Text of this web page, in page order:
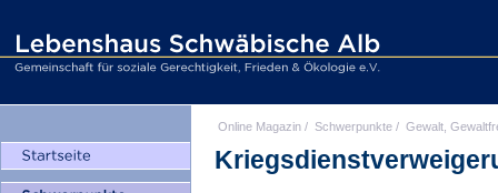
Online Magazin / Schwerpunkte / Gewalt,